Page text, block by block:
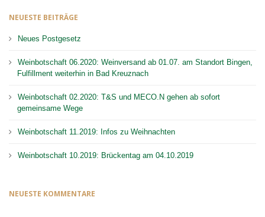
NEUESTE BEITRÄGE
Neues Postgesetz
Weinbotschaft 06.2020: Weinversand ab 01.07. am Standort Bingen,
Fulfillment weiterhin in Bad Kreuznach
Weinbotschaft 02.2020: T&S und MECO.N gehen ab sofort
gemeinsame Wege
Weinbotschaft 11.2019: Infos zu Weihnachten
Weinbotschaft 10.2019: Brückentag am 04.10.2019
NEUESTE KOMMENTARE